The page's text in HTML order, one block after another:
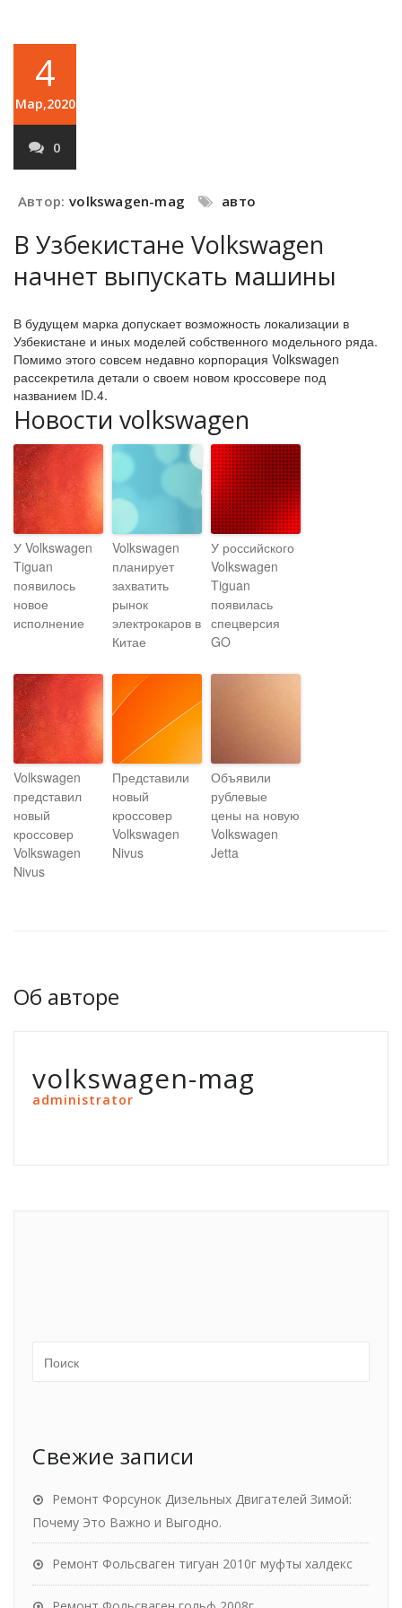
4
Мар,2020
0
Автор: volkswagen-mag авто
В Узбекистане Volkswagen
начнет выпускать машины
В будущем марка допускает возможность локализации в
Узбекистане и иных моделей собственного модельного ряда.
Помимо этого совсем недавно корпорация Volkswagen
рассекретила детали о своем новом кроссовере под
названием ID.4.
Новости volkswagen
У Volkswagen
Tiguan
появилось
новое
исполнение
Volkswagen
планирует
захватить
рынок
электрокаров в
Китае
У российского
Volkswagen
Tiguan
появилась
спецверсия
GO
Volkswagen
представил
новый
кроссовер
Volkswagen
Nivus
Представили
новый
кроссовер
Volkswagen
Nivus
Объявили
рублевые
цены на новую
Volkswagen
Jetta
Об авторе
volkswagen-mag
administrator
Свежие записи
Ремонт Форсунок Дизельных Двигателей Зимой:
Почему Это Важно и Выгодно.
Ремонт Фольсваген тигуан 2010г муфты халдекс